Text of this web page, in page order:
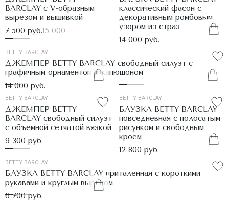
BARCLAY с V-образным
вырезом и вышивкой
7 500 руб.15 000
классический фасон с
декоративным ромбовым
узором из страз
14 000 руб.
BETTY BARCLAY
ДЖЕМПЕР BETTY BARCLAY свободный силуэт с
графичным орнаментом и капюшоном
14 000 руб.
BETTY BARCLAY
ДЖЕМПЕР BETTY
BARCLAY свободный силуэт
с объемной сетчатой вязкой
9 300 руб.
BETTY BARCLAY
БЛУЗКА BETTY BARCLAY
повседневная с полосатым
рисунком и свободным
кроем
12 800 руб.
BETTY BARCLAY
БЛУЗКА BETTY BARCLAY приталенная с короткими
рукавами и круглым вырезом
6 700 руб.